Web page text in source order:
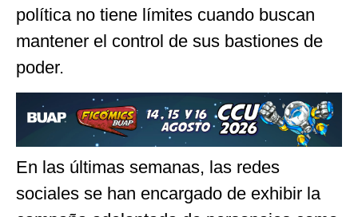
política no tiene límites cuando buscan
mantener el control de sus bastiones de
poder.
En las últimas semanas, las redes
sociales se han encargado de exhibir la